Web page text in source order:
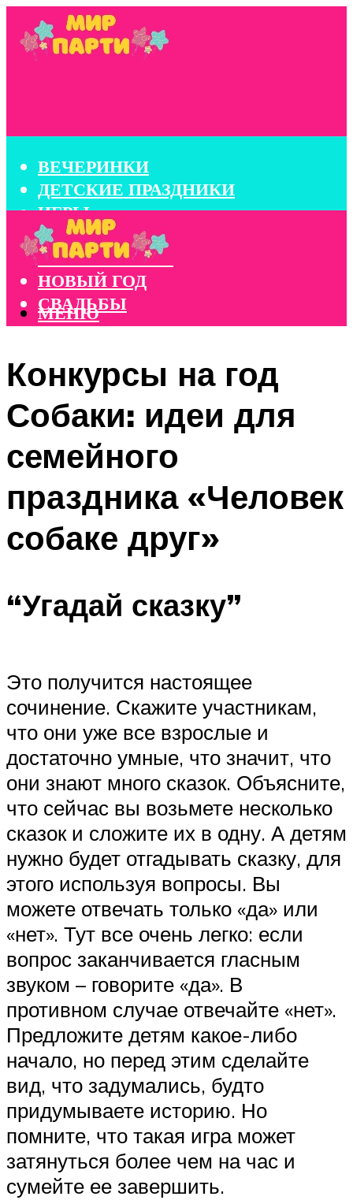
ВЕЧЕРИНКИ
ДЕТСКИЕ ПРАЗДНИКИ
ИГРЫ
КОНКУРСЫ
КОРПОРАТИВЫ
НОВЫЙ ГОД
СВАДЬБЫ
МЕНЮ
Конкурсы на год
Собаки: идеи для
семейного
праздника «Человек
собаке друг»
“Угадай сказку”
Это получится настоящее
сочинение. Скажите участникам,
что они уже все взрослые и
достаточно умные, что значит, что
они знают много сказок. Объясните,
что сейчас вы возьмете несколько
сказок и сложите их в одну. А детям
нужно будет отгадывать сказку, для
этого используя вопросы. Вы
можете отвечать только «да» или
«нет». Тут все очень легко: если
вопрос заканчивается гласным
звуком – говорите «да». В
противном случае отвечайте «нет».
Предложите детям какое-либо
начало, но перед этим сделайте
вид, что задумались, будто
придумываете историю. Но
помните, что такая игра может
затянуться более чем на час и
сумейте ее завершить.